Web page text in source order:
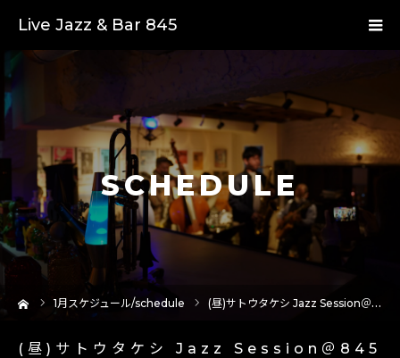
Live Jazz & Bar 845
SCHEDULE
1月スケジュール/schedule (昼)サトウタケシ Jazz Session＠845
(昼)サトウタケシ Jazz Session＠845